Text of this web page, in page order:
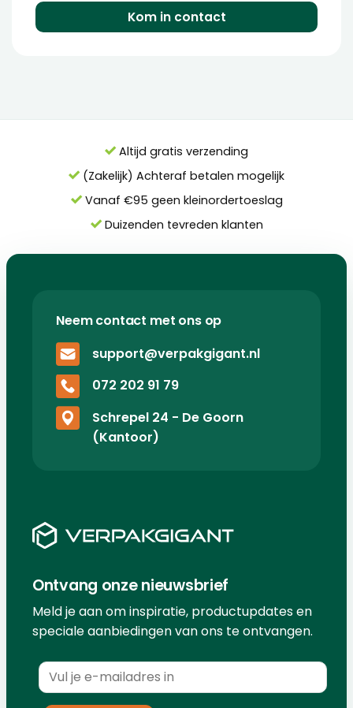
Kom in contact
Altijd gratis verzending
(Zakelijk) Achteraf betalen mogelijk
Vanaf €95 geen kleinordertoeslag
Duizenden tevreden klanten
Neem contact met ons op
support@verpakgigant.nl
072 202 91 79
Schrepel 24 - De Goorn
(Kantoor)
Ontvang onze nieuwsbrief
Meld je aan om inspiratie, productupdates en
speciale aanbiedingen van ons te ontvangen.